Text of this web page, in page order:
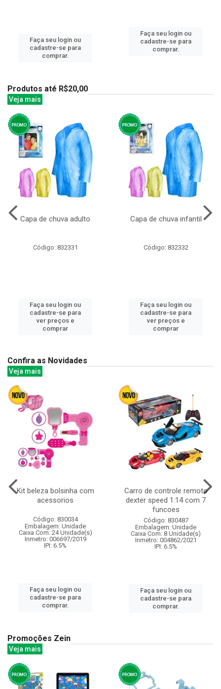
Faça seu login ou
cadastre-se para
comprar.
Faça seu login ou
cadastre-se para
comprar.
Produtos até R$20,00
Veja mais
Capa de chuva adulto
Código: 832331
Faça seu login ou
cadastre-se para
ver preços e
comprar
Capa de chuva infantil
Código: 832332
Faça seu login ou
cadastre-se para
ver preços e
comprar
Confira as Novidades
Veja mais
Kit beleza bolsinha com
acessorios
Código: 830034
Embalagem: Unidade
Caixa Com: 24 Unidade(s)
Inmetro: 006697/2019
IPI: 6.5%
Faça seu login ou
cadastre-se para
comprar.
Carro de controle remoto
dexter speed 1:14 com 7
funcoes
Código: 830487
Embalagem: Unidade
Caixa Com: 8 Unidade(s)
Inmetro: 004862/2021
IPI: 6.5%
Faça seu login ou
cadastre-se para
comprar.
Promoções Zein
Veja mais